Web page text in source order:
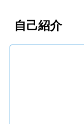
自己紹介